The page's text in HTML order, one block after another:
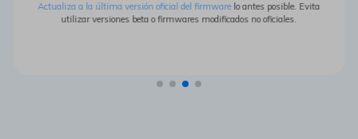
Si se genera un archivo .RSV, deja de usar de inmediato la tarjeta y
realiza una copia de seguridad de los datos sin procesar, antes de